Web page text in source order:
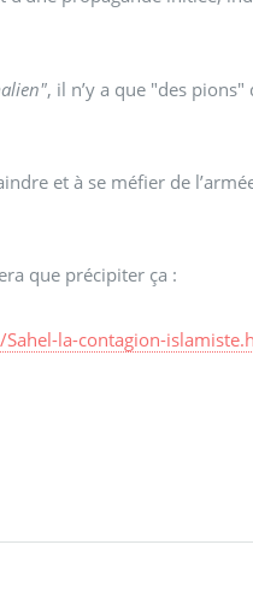
, il n’y a que "des
et à se méfier de
que précipiter ça :
la-contagion-